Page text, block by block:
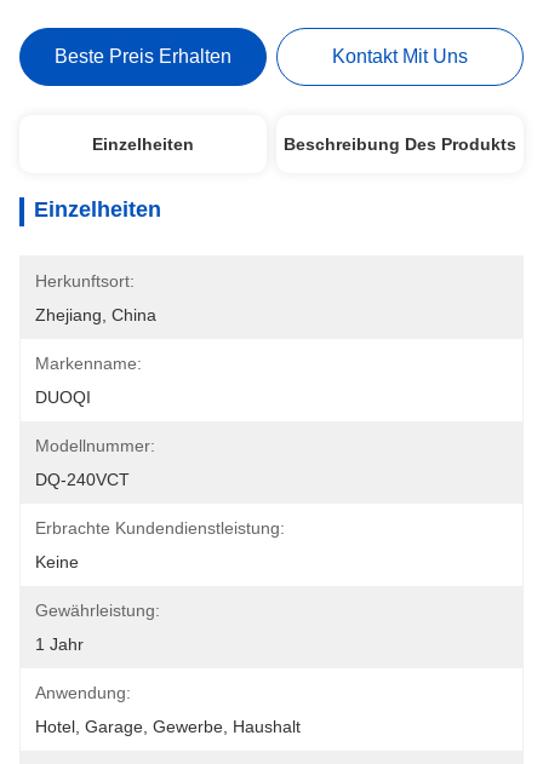
Beste Preis Erhalten Kontakt Mit Uns
Einzelheiten Beschreibung Des Produkts
Einzelheiten
Herkunftsort:
Zhejiang, China
Markenname:
DUOQI
Modellnummer:
DQ-240VCT
Erbrachte Kundendienstleistung:
Keine
Gewährleistung:
1 Jahr
Anwendung:
Hotel, Garage, Gewerbe, Haushalt